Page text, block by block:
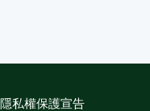
隱私權保護宣告